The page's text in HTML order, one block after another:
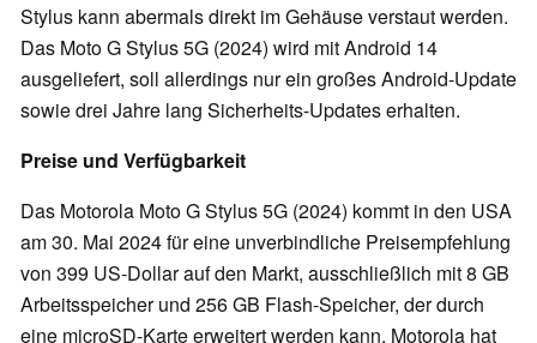
Stylus kann abermals direkt im Gehäuse verstaut werden.
Das Moto G Stylus 5G (2024) wird mit Android 14
ausgeliefert, soll allerdings nur ein großes Android-Update
sowie drei Jahre lang Sicherheits-Updates erhalten.
Preise und Verfügbarkeit
Das Motorola Moto G Stylus 5G (2024) kommt in den USA
am 30. Mai 2024 für eine unverbindliche Preisempfehlung
von 399 US-Dollar auf den Markt, ausschließlich mit 8 GB
Arbeitsspeicher und 256 GB Flash-Speicher, der durch
eine microSD-Karte erweitert werden kann. Motorola hat